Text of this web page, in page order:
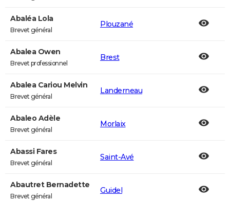
Abaléa Lola
Brevet général
Plouzané
Abalea Owen
Brevet professionnel
Brest
Abalea Cariou Melvin
Brevet général
Landerneau
Abaleo Adèle
Brevet général
Morlaix
Abassi Fares
Brevet général
Saint-Avé
Abautret Bernadette
Brevet général
Guidel